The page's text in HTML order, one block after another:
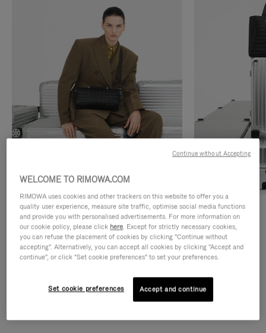
Umhängetaschen
ENTDECKEN
Shopper
ENTDECKEN
Groove Umhängetaschen
WELCOME TO RIMOWA.COM
RIMOWA uses cookies and other trackers on this website to offer you a
quality user experience, measure site traffic, optimise social media functions
and provide you with personalised advertisements. For more information on
our cookie policy, please click here. Except for strictly necessary cookies,
you can refuse the placement of cookies by clicking "Continue without
accepting". Alternatively, you can accept all cookies by clicking "Accept and
continue", or click "Set cookie preferences" to set your preferences.
Set cookie preferences Accept and continue
Continue without Accepting